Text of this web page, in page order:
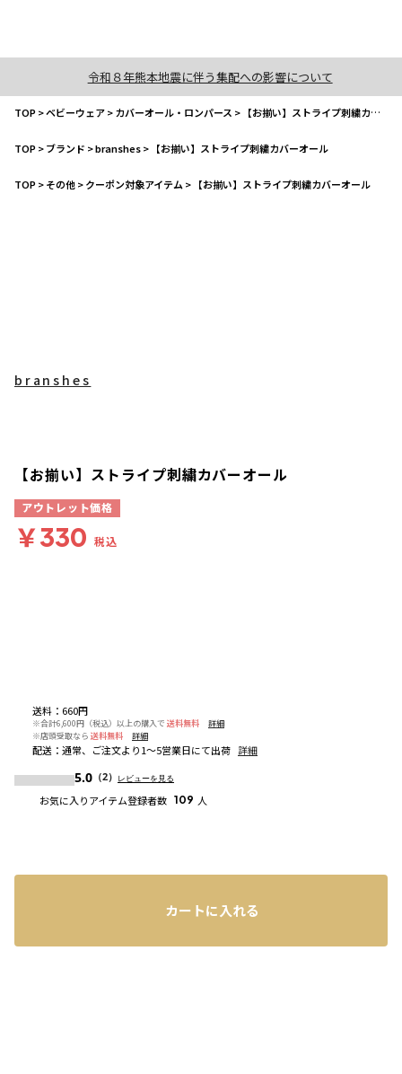
令和８年熊本地震に伴う集配への影響について
TOP>ベビーウェア>カバーオール・ロンパース > 【お揃い】ストライプ刺繍カバーオール
TOP>ブランド >branshes> 【お揃い】ストライプ刺繍カバーオール
TOP>その他>クーポン対象アイテム > 【お揃い】ストライプ刺繍カバーオール
送料 ： 660円
※合計6,600円（税込）以上の購入で 送料無料
詳細
※店頭受取なら 送料無料 詳細
配送 ： 通常、ご注文より1～5営業日にて出荷 詳細
5.0 （2） レビューを見る
お気に入りアイテム登録者数 109 人
branshes
【お揃い】ストライプ刺繍カバーオール
アウトレット価格
￥330 税込
カートに入れる